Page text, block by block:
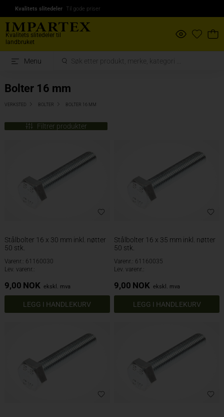
Kvalitets slitedeler Til gode priser
Kvalitets slitedeler til
landbruket
Menu
Bolter 16 mm
VERKSTED BOLTER BOLTER 16 MM
Filtrer produkter
Stålbolter 16 x 30 mm inkl. nøtter
50 stk.
Varenr.: 61160030
Lev. varenr.:
9,00 NOK ekskl. mva
Stålbolter 16 x 35 mm inkl. nøtter
50 stk.
Varenr.: 61160035
Lev. varenr.:
9,00 NOK ekskl. mva